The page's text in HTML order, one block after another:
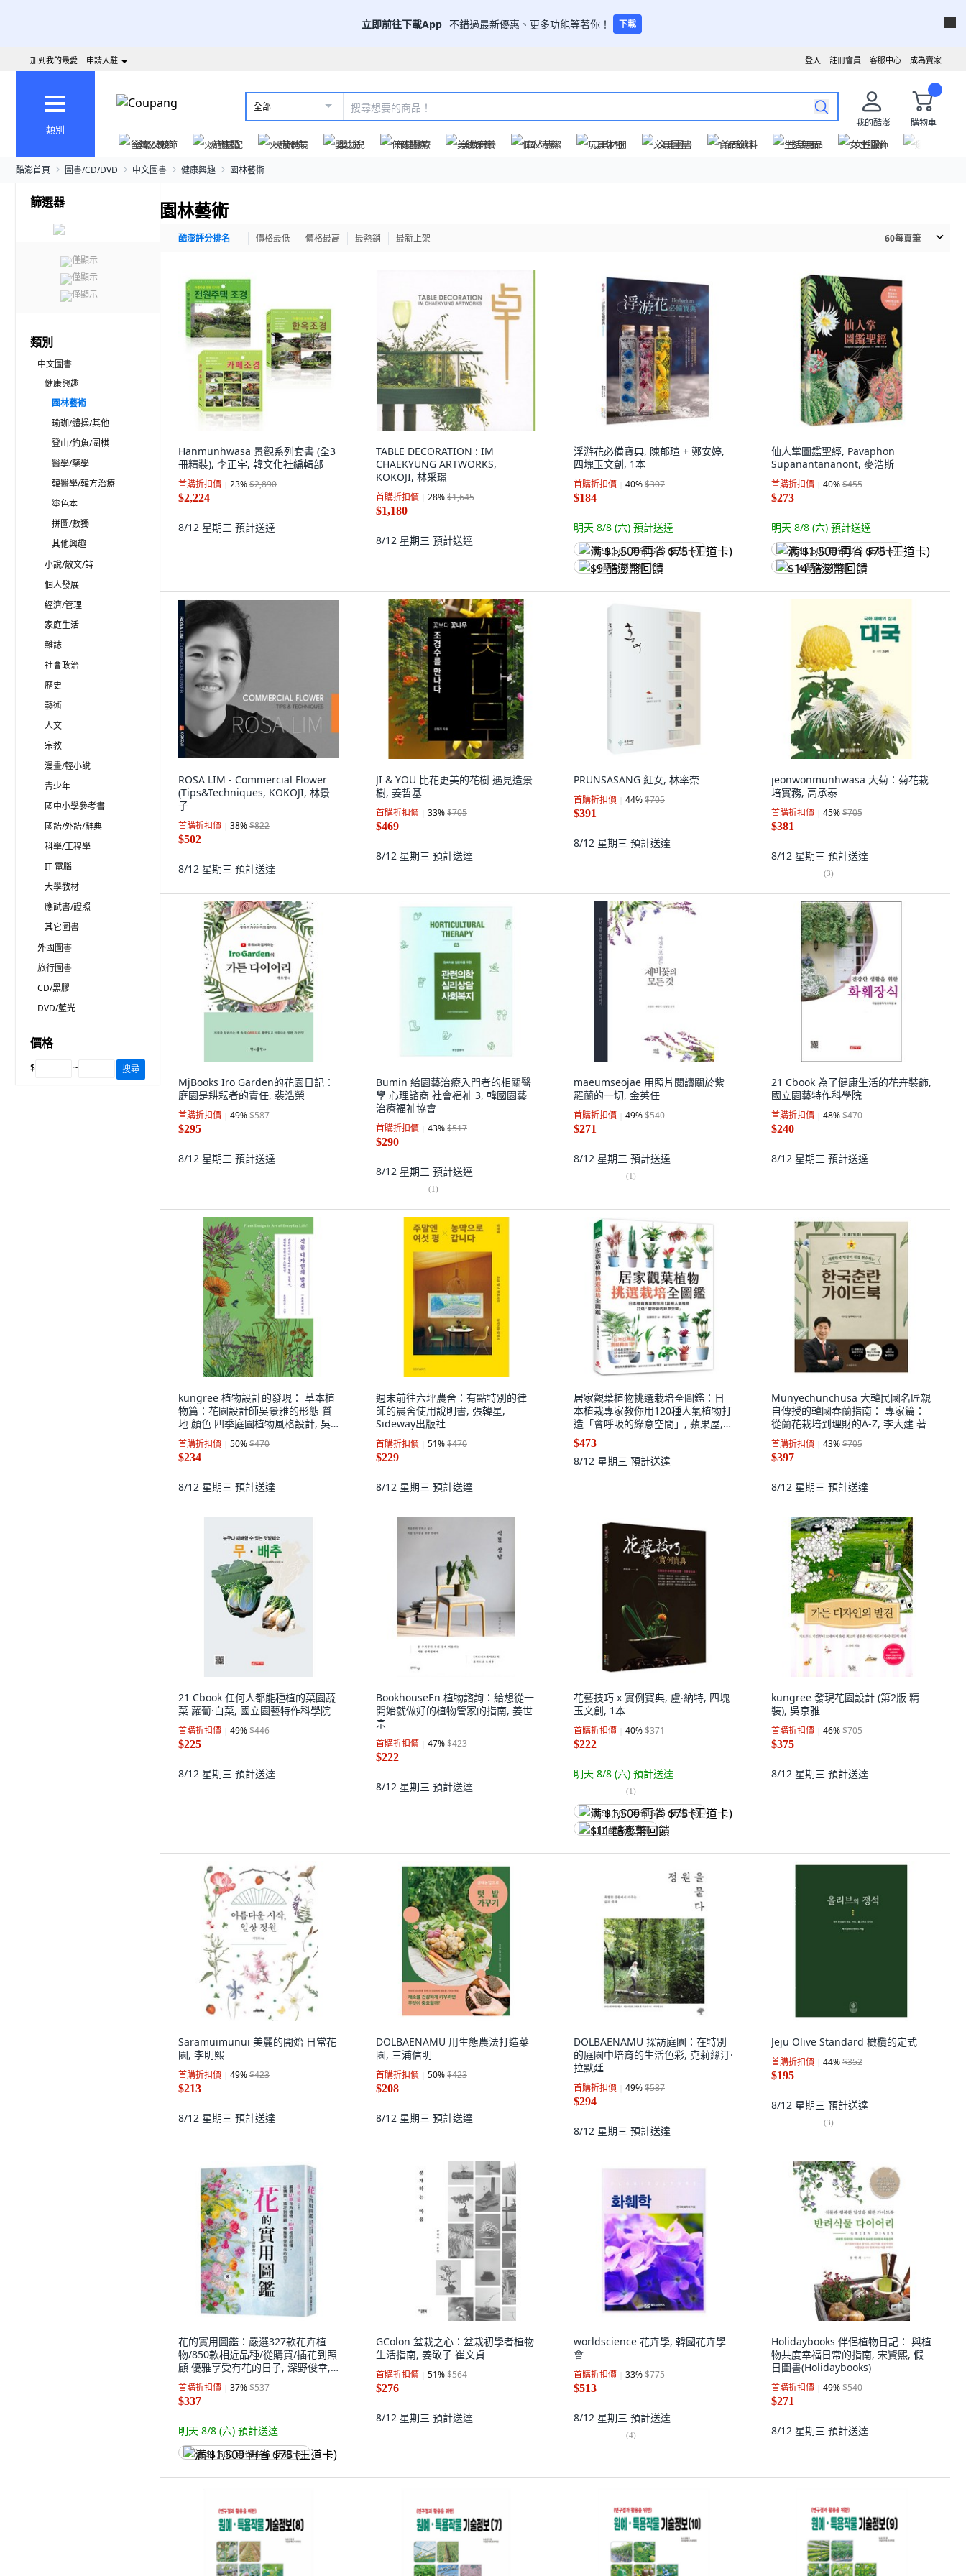
立即前往下載App 不錯過最新優惠、更多功能等著你！ 下載
成為賣家
客服中心
註冊會員
登入
加到我的最愛 申請入駐
類別
全部
我的酷澎
購物車
爸氣父親節
火箭速配 火箭跨境 嬰幼兒 保健醫療 美妝保養 個人清潔 玩具休閒 文具圖書 食品飲料 生活用品 女性服飾
酷澎首頁 圖書/CD/DVD 中文圖書 健康興趣 園林藝術
篩選器
僅顯示
僅顯示
僅顯示
類別
中文圖書
健康興趣
園林藝術
瑜珈/體操/其他
登山/釣魚/圍棋
醫學/藥學
韓醫學/韓方治療
塗色本
拼圖/數獨
其他興趣
小說/散文/詩
個人發展
經濟/管理
家庭生活
雜誌
社會政治
歷史
藝術
人文
宗教
漫畫/輕小說
青少年
國中小學參考書
國語/外語/辭典
科學/工程學
IT 電腦
大學教材
應試書/證照
其它圖書
外國圖書
旅行圖書
CD/黑膠
DVD/藍光
價格
$ ~ 搜尋
園林藝術
酷澎評分排名 價格最低 價格最高 最熱銷 最新上架 60每頁筆
Hanmunhwasa 景觀系列套書 (全3
冊精裝), 李正宇, 韓文化社編輯部
首購折扣價 23%$2,890
$2,224
8/12 星期三 預計送達
TABLE DECORATION : IM
CHAEKYUNG ARTWORKS,
KOKOJI, 林采璟
首購折扣價 28%$1,645
$1,180
8/12 星期三 預計送達
浮游花必備寶典, 陳郁瑄 + 鄭安婷,
四塊玉文創, 1本
首購折扣價 40%$307
$184
明天 8/8 (六) 預計送達
满 $1,500 再省 $75 (王道卡)
$9 酷澎幣回饋
仙人掌圖鑑聖經, Pavaphon
Supanantananont, 麥浩斯
首購折扣價 40%$455
$273
明天 8/8 (六) 預計送達
满 $1,500 再省 $75 (王道卡)
$14 酷澎幣回饋
ROSA LIM - Commercial Flower
(Tips&Techniques, KOKOJI, 林景
子
首購折扣價 38%$822
$502
8/12 星期三 預計送達
JI & YOU 比花更美的花樹 遇見造景
樹, 姜哲基
首購折扣價 33%$705
$469
8/12 星期三 預計送達
PRUNSASANG 紅女, 林率奈
首購折扣價 44%$705
$391
8/12 星期三 預計送達
jeonwonmunhwasa 大菊：菊花栽
培實務, 高承泰
首購折扣價 45%$705
$381
8/12 星期三 預計送達
(3)
MjBooks Iro Garden的花園日記：
庭園是耕耘者的責任, 裴浩榮
首購折扣價 49%$587
$295
8/12 星期三 預計送達
Bumin 給園藝治療入門者的相關醫
學 心理諮商 社會福祉 3, 韓國園藝
治療福祉協會
首購折扣價 43%$517
$290
8/12 星期三 預計送達
(1)
maeumseojae 用照片閱讀關於紫
羅蘭的一切, 金英任
首購折扣價 49%$540
$271
8/12 星期三 預計送達
(1)
21 Cbook 為了健康生活的花卉裝飾,
國立園藝特作科學院
首購折扣價 48%$470
$240
8/12 星期三 預計送達
kungree 植物設計的發現： 草本植
物篇：花園設計師吳景雅的形態 質
地 顏色 四季庭園植物風格設計, 吳
景雅
首購折扣價 50%$470
$234
8/12 星期三 預計送達
週末前往六坪農舍：有點特別的律
師的農舍使用說明書, 張韓星,
Sideway出版社
首購折扣價 51%$470
$229
8/12 星期三 預計送達
居家觀葉植物挑選栽培全圖鑑：日
本植栽專家教你用120種人氣植物打
造「會呼吸的綠意空間」, 蘋果屋,
佐藤桃子
$473
8/12 星期三 預計送達
Munyechunchusa 大韓民國名匠親
自傳授的韓國春蘭指南： 專家篇：
從蘭花栽培到理財的A-Z, 李大建 著
首購折扣價 43%$705
$397
8/12 星期三 預計送達
21 Cbook 任何人都能種植的菜園蔬
菜 蘿蔔·白菜, 國立園藝特作科學院
首購折扣價 49%$446
$225
8/12 星期三 預計送達
BookhouseEn 植物諮詢：給想從一
開始就做好的植物管家的指南, 姜世
宗
首購折扣價 47%$423
$222
8/12 星期三 預計送達
花藝技巧 x 實例寶典, 盧‧納特, 四塊
玉文創, 1本
首購折扣價 40%$371
$222
明天 8/8 (六) 預計送達
(1)
满 $1,500 再省 $75 (王道卡)
$11 酷澎幣回饋
kungree 發現花園設計 (第2版 精
裝), 吳京雅
首購折扣價 46%$705
$375
8/12 星期三 預計送達
Saramuimunui 美麗的開始 日常花
園, 李明熙
首購折扣價 49%$423
$213
8/12 星期三 預計送達
DOLBAENAMU 用生態農法打造菜
園, 三浦信明
首購折扣價 50%$423
$208
8/12 星期三 預計送達
DOLBAENAMU 探訪庭園：在特別
的庭園中培育的生活色彩, 克莉絲汀·
拉默廷
首購折扣價 49%$587
$294
8/12 星期三 預計送達
Jeju Olive Standard 橄欖的定式
首購折扣價 44%$352
$195
8/12 星期三 預計送達
(3)
花的實用圖鑑：嚴選327款花卉植
物/850款相近品種/從購買/插花到照
顧 優雅享受有花的日子, 深野俊幸,
MOOK 墨刻
首購折扣價 37%$537
$337
明天 8/8 (六) 預計送達
满 $1,500 再省 $75 (王道卡)
GColon 盆栽之心：盆栽初學者植物
生活指南, 姜敬子 崔文貞
首購折扣價 51%$564
$276
8/12 星期三 預計送達
worldscience 花卉學, 韓國花卉學
會
首購折扣價 33%$775
$513
8/12 星期三 預計送達
(4)
Holidaybooks 伴侶植物日記： 與植
物共度幸福日常的指南, 宋賢熙, 假
日圖書(Holidaybooks)
首購折扣價 49%$540
$271
8/12 星期三 預計送達